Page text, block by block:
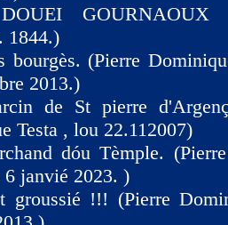
GOURNAOUX
1844.)
bourgès. (Pierre
2013.)
de St pierre
Testa , lou 22.112007)
dóu Tèmple.
6 janvié 2023. )
groussié !!! (Pierre